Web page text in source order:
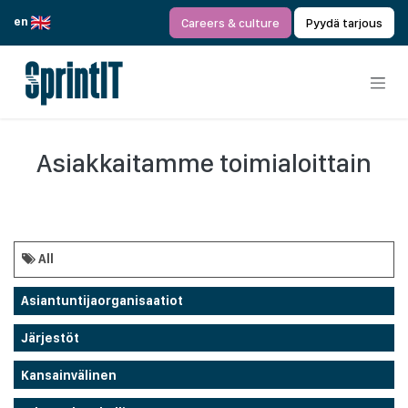
en
Careers & culture Pyydä tarjous
Asiakkaitamme toimialoittain
All
Asiantuntijaorganisaatiot
Järjestöt
Kansainvälinen